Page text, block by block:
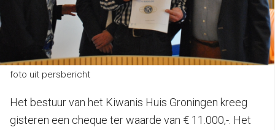
foto uit persbericht
Het bestuur van het Kiwanis Huis Groningen kreeg
gisteren een cheque ter waarde van € 11.000,-. Het